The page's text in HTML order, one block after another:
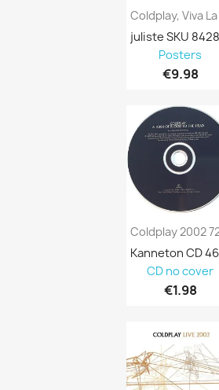
Posters
€9.98
CD no cover
€1.98